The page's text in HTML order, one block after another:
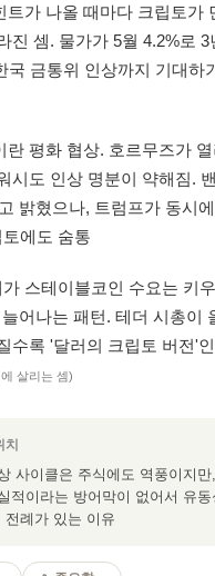
트가 나올 때마다 크립토가
진 셈. 물가가 5월 4.2%로
국 금통위 인상까지 기대
란 평화 협상. 호르무즈가
시도 인상 명분이 약해짐.
밝혔으나, 트럼프가 동시
에도 숨통
스테이블코인 수요는 키
어나는 패턴. 테더 시총이
수록 '달러의 크립토 버전'
살리는 셈)
치
사이클은 주식에도 역풍이지
적이라는 방어막이 없어서 유
전례가 있는 이유